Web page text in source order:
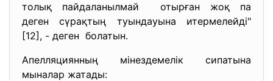
толық пайдаланылмай отырған жоқ па
деген сүрақтың туындауына итермелейді"
[12], - деген болатын.
Апелляциянның мінездемелік сипатына
мыналар жатады: